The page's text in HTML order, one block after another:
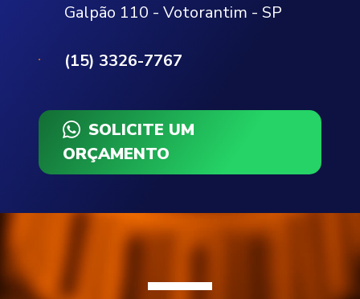
Galpão 110 - Votorantim - SP
(15) 3326-7767
SOLICITE UM
ORÇAMENTO